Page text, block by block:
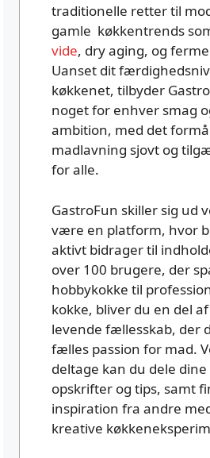
traditionelle retter til
gamle køkkentrends
vide, dry aging, og
Uanset dit
køkkenet, tilbyder
noget for enhver smag
ambition, med det
madlavning sjovt og
for alle.
GastroFun skiller sig ud
være en platform, hvor
aktivt bidrager til
over 100 brugere, der
hobbykokke til
kokke, bliver du en del
levende fællesskab, der
fælles passion for mad.
deltage kan du dele
opskrifter og tips, samt
inspiration fra andre
kreative